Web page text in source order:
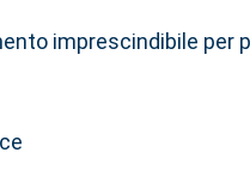
imprescindibile per